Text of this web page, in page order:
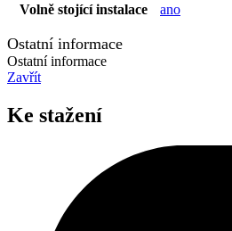
Volně stojící instalace ano
Ostatní informace
Ostatní informace
Zavřít
Ke stažení